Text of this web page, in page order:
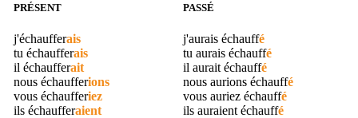
PRÉSENT
j'échaufferais
tu échaufferais
il échaufferait
nous échaufferions
vous échaufferiez
ils échaufferaient
PASSÉ
j'aurais échauffé
tu aurais échauffé
il aurait échauffé
nous aurions échauffé
vous auriez échauffé
ils auraient échauffé